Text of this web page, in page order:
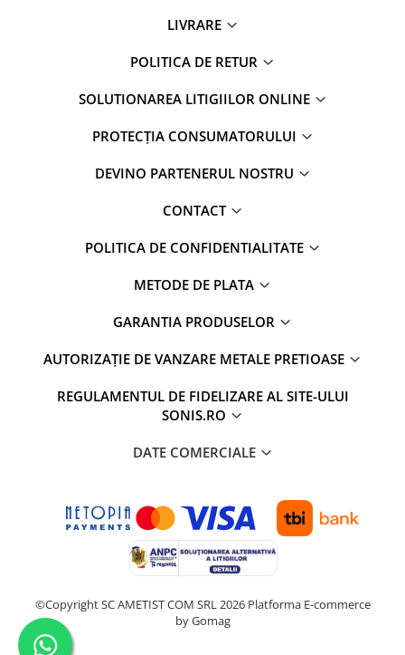
LIVRARE
POLITICA DE RETUR
SOLUTIONAREA LITIGIILOR ONLINE
PROTECȚIA CONSUMATORULUI
DEVINO PARTENERUL NOSTRU
CONTACT
POLITICA DE CONFIDENTIALITATE
METODE DE PLATA
GARANTIA PRODUSELOR
AUTORIZAȚIE DE VANZARE METALE PRETIOASE
REGULAMENTUL DE FIDELIZARE AL SITE-ULUI
SONIS.RO
DATE COMERCIALE
©Copyright SC AMETIST COM SRL 2026 Platforma E-commerce
by Gomag